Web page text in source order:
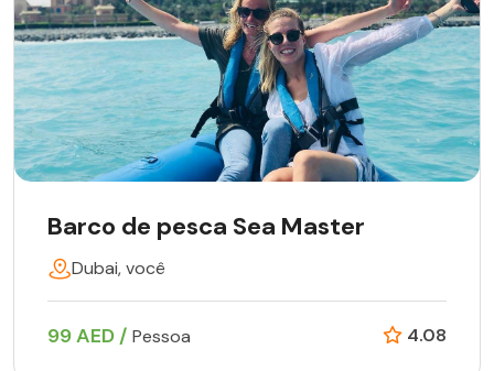
Barco de pesca Sea Master
Dubai, você
99 AED / Pessoa 4.08